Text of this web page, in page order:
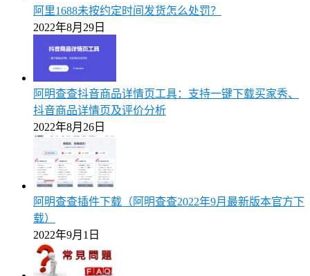
阿里1688未按约定时间发货怎么处罚？
2022年8月29日
阿明查查抖音商品详情页工具：支持一键下载买家秀、
抖音商品详情页及评价分析
2022年8月26日
阿明查查插件下载（阿明查查2022年9月最新版本官方下
载）
2022年9月1日